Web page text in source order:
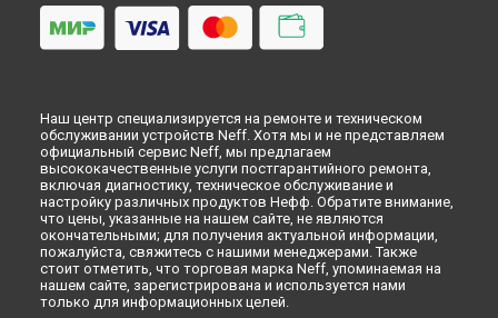
Красноярске
Ремонт теплообменника посудомоечной машины Neff в
Ремонт теплообменника посудомоечной машины Neff в
Кирове
Ремонт теплообменника посудомоечной машины Neff в
Оренбурге
Ремонт теплообменника посудомоечной машины Neff в
Кемерово
Ремонт теплообменника посудомоечной машины Neff в
Новокузнецке
Ремонт теплообменника посудомоечной машины Neff в
Наш центр специализируется на ремонте и техническом
обслуживании устройств Neff. Хотя мы и не представляем
официальный сервис Neff, мы предлагаем
высококачественные услуги постгарантийного ремонта,
включая диагностику, техническое обслуживание и
настройку различных продуктов Нефф. Обратите внимание,
что цены, указанные на нашем сайте, не являются
окончательными; для получения актуальной информации,
пожалуйста, свяжитесь с нашими менеджерами. Также
стоит отметить, что торговая марка Neff, упоминаемая на
нашем сайте, зарегистрирована и используется нами
только для информационных целей.